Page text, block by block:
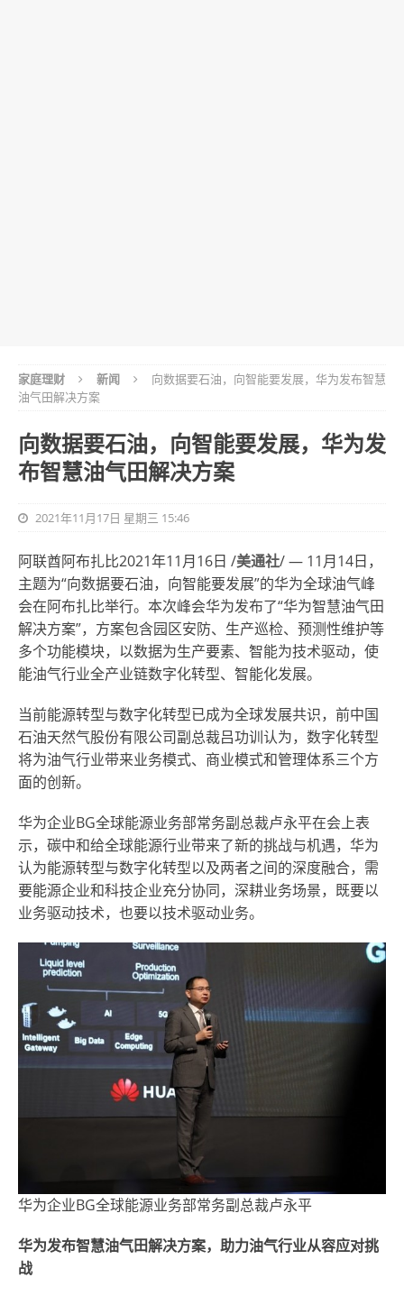
家庭理财 新闻
向数据要石油，向智能要发展，华为发布智慧
油气田解决方案
向数据要石油，向智能要发展，华为发
布智慧油气田解决方案
2021年11月17日 星期三 15:46
阿联酋阿布扎比2021年11月16日 /美通社/ — 11月14日，
主题为“向数据要石油，向智能要发展”的华为全球油气峰
会在阿布扎比举行。本次峰会华为发布了“华为智慧油气田
解决方案”，方案包含园区安防、生产巡检、预测性维护等
多个功能模块，以数据为生产要素、智能为技术驱动，使
能油气行业全产业链数字化转型、智能化发展。
当前能源转型与数字化转型已成为全球发展共识，前中国
石油天然气股份有限公司副总裁吕功训认为，数字化转型
将为油气行业带来业务模式、商业模式和管理体系三个方
面的创新。
华为企业BG全球能源业务部常务副总裁卢永平在会上表
示，碳中和给全球能源行业带来了新的挑战与机遇，华为
认为能源转型与数字化转型以及两者之间的深度融合，需
要能源企业和科技企业充分协同，深耕业务场景，既要以
业务驱动技术，也要以技术驱动业务。
华为企业BG全球能源业务部常务副总裁卢永平
华为发布智慧油气田解决方案，助力油气行业从容应对挑
战